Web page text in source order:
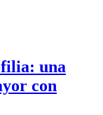
una
con